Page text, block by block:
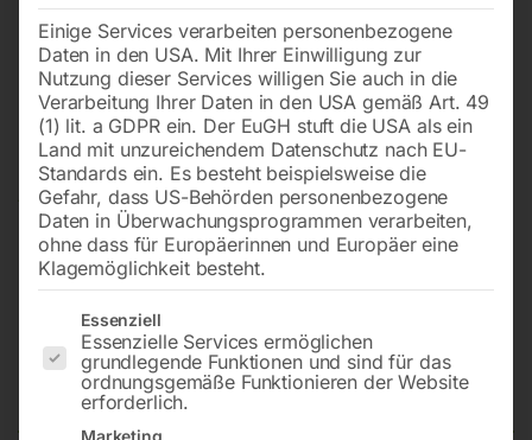
Stahlwinde 3.000 kg
Einige Services verarbeiten personenbezogene
Daten in den USA. Mit Ihrer Einwilligung zur
Nutzung dieser Services willigen Sie auch in die
Verarbeitung Ihrer Daten in den USA gemäß Art. 49
(1) lit. a GDPR ein. Der EuGH stuft die USA als ein
Land mit unzureichendem Datenschutz nach EU-
Standards ein. Es besteht beispielsweise die
Gefahr, dass US-Behörden personenbezogene
Daten in Überwachungsprogrammen verarbeiten,
ohne dass für Europäerinnen und Europäer eine
Klagemöglichkeit besteht.
Es folgt eine Liste der Service-Gruppen, für die eine
Essenziell
Essenzielle Services ermöglichen
grundlegende Funktionen und sind für das
ordnungsgemäße Funktionieren der Website
erforderlich.